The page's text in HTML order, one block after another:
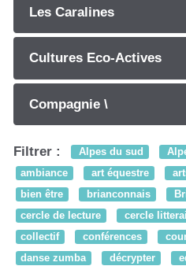
Les Caralines
Cultures Eco-Actives
Compagnie \
Filtrer : Alpes du sud
ambiance
art équestre
bien être
brianconnais
cercle de lecture
cercle
collectif
conférences
danse zumba
décrypter